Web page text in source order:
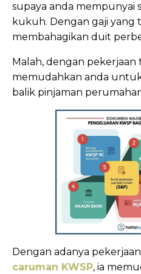
supaya anda mempunyai
kukuh. Dengan gaji yang
membahagikan duit
Malah, dengan pekerjaan
memudahkan anda
balik pinjaman
Dengan adanya
caruman KWSP, ia